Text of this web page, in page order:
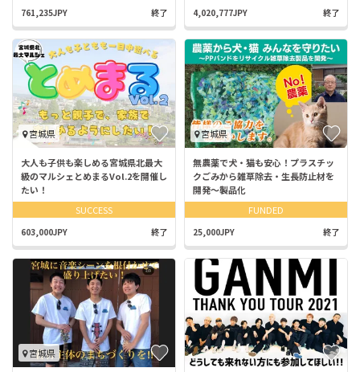
761,235JPY 終了 4,020,777JPY 終了
宮城県
大人も子供も楽しめる宮城県北最大
級のマルシェとめまるVol.2を開催し
たい！
SUCCESS
603,000JPY 終了
宮城県
無農薬で犬・猫も安心！プラスチッ
クごみから雑草除去・生長防止材を
開発～製品化
FUNDED
25,000JPY 終了
宮城県